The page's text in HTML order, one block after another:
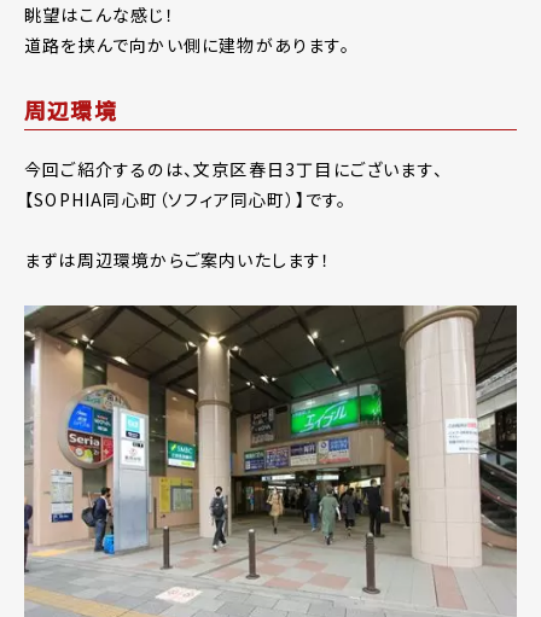
眺望はこんな感じ！
道路を挟んで向かい側に建物があります。
周辺環境
今回ご紹介するのは、文京区春日3丁目にございます、
【SOPHIA同心町（ソフィア同心町）】です。
まずは周辺環境からご案内いたします！